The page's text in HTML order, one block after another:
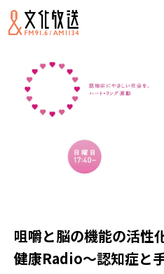
咀嚼と脳の機能の活
健康Radio～認知症と